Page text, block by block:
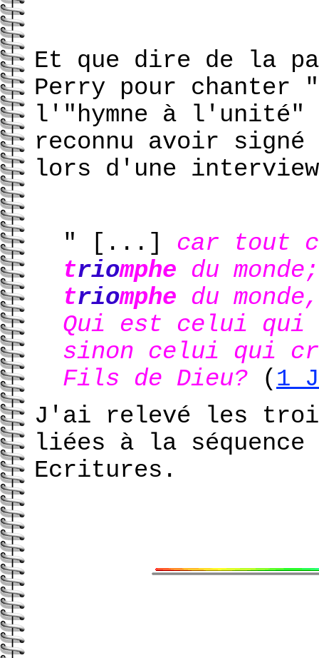
Et que dire de la
Perry pour chanter
l'"hymne à l'unité"
reconnu avoir
lors d'une
" [...] car tout
triomphe du
triomphe du
Qui est celui
sinon celui qui
Fils de Dieu?
( 1
J'ai relevé les
liées à la séquence
Ecritures.